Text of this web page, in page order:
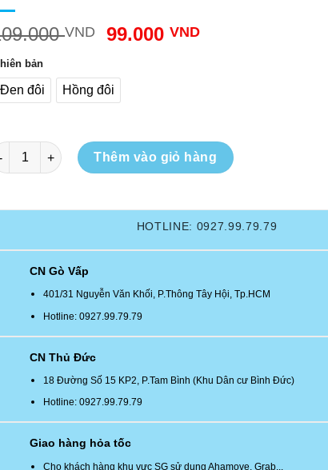
VND 99.000VND
bản
Đen đôi Hồng đôi
quấn đầu gối hổ trợ khớp gối dây chằng đầu gối YG số
Thêm vào giỏ hàng
HOTLINE: 0927.99.79.79
CN Gò Vấp
401/31 Nguyễn Văn Khối, P.Thông Tây Hội, Tp.HCM
Hotline: 0927.99.79.79
CN Thủ Đức
18 Đường Số 15 KP2, P.Tam Bình (Khu Dân cư Bình Đức)
Hotline: 0927.99.79.79
Giao hàng hỏa tốc
Cho khách hàng khu vực SG sử dụng Ahamove, Grab...